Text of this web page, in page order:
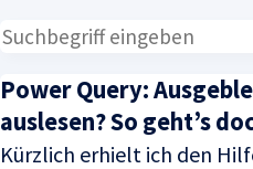
Power Query:
auslesen? So geht’s
Kürzlich erhielt ich den